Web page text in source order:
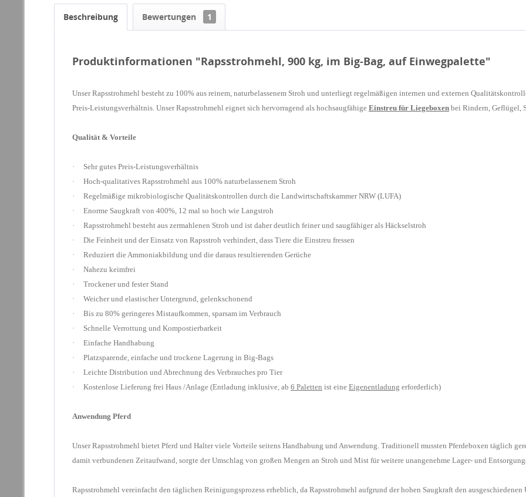
Beschreibung Bewertungen 1
Produktinformationen "Rapsstrohmehl, 900 kg, im Big-Bag, auf Einwegpalette"
Unser Rapsstrohmehl besteht zu 100% aus reinem, naturbelassenem Stroh und unterliegt regelmäßigen internen und externen
Preis-Leistungsverhältnis. Unser Rapsstrohmehl eignet sich hervorragend als hochsaugfähige Einstreu für Liegeboxen bei Rindern, Geflügel,
Qualität & Vorteile
· Sehr gutes Preis-Leistungsverhältnis
· Hoch-qualitatives Rapsstrohmehl aus 100% naturbelassenem Stroh
· Regelmäßige mikrobiologische Qualitätskontrollen durch die Landwirtschaftskammer NRW (LUFA)
· Enorme Saugkraft von 400%, 12 mal so hoch wie Langstroh
· Rapsstrohmehl besteht aus zermahlenen Stroh und ist daher deutlich feiner und saugfähiger als Häckselstroh
· Die Feinheit und der Einsatz von Rapsstroh verhindert, dass Tiere die Einstreu fressen
· Reduziert die Ammoniakbildung und die daraus resultierenden Gerüche
· Nahezu keimfrei
· Trockener und fester Stand
· Weicher und elastischer Untergrund, gelenkschonend
· Bis zu 80% geringeres Mistaufkommen, sparsam im Verbrauch
· Schnelle Verrottung und Kompostierbarkeit
· Einfache Handhabung
· Platzsparende, einfache und trockene Lagerung in Big-Bags
· Leichte Distribution und Abrechnung des Verbrauches pro Tier
· Kostenlose Lieferung frei Haus /Anlage (Entladung inklusive, ab 6 Paletten ist eine Eigenentladung erforderlich)
Anwendung Pferd
Unser Rapsstrohmehl bietet Pferd und Halter viele Vorteile seitens Handhabung und Anwendung. Traditionell mussten Pferdeboxen täglich
damit verbundenen Zeitaufwand, sorgte der Umschlag von großen Mengen an Stroh und Mist für weitere unangenehme Lager- und
Rapsstrohmehl vereinfacht den täglichen Reinigungsprozess erheblich, da Rapsstrohmehl aufgrund der hohen Saugkraft den ausgeschiedenen